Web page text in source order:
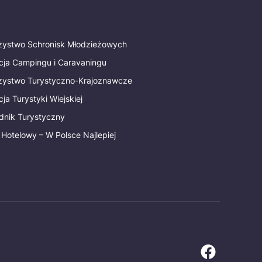
Schronisk Młodzieżowych
Campingu i Caravaningu
Turystyczno-Krajoznawcze
Turystyki Wiejskiej
Turystyczny
– W Polsce Najlepiej